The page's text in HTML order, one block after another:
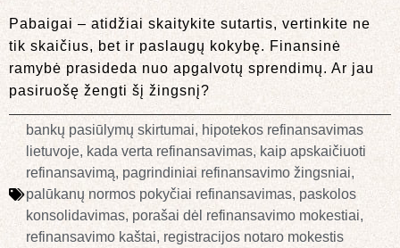
Pabaigai – atidžiai skaitykite sutartis, vertinkite ne
tik skaičius, bet ir paslaugų kokybę. Finansinė
ramybė prasideda nuo apgalvotų sprendimų. Ar jau
pasiruošę žengti šį žingsnį?
bankų pasiūlymų skirtumai, hipotekos refinansavimas
lietuvoje, kada verta refinansavimas, kaip apskaičiuoti
refinansavimą, pagrindiniai refinansavimo žingsniai,
palūkanų normos pokyčiai refinansavimas, paskolos
konsolidavimas, porašai dėl refinansavimo mokestiai,
refinansavimo kaštai, registracijos notaro mokestis